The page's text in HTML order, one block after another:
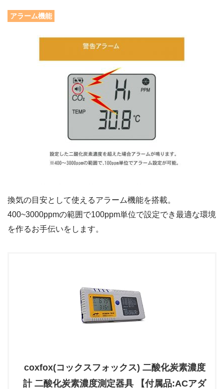
アラーム機能
換気の目安として使えるアラーム機能を搭載。
400~3000ppmの範囲で100ppm単位で設定でき最適な環境
を作るお手伝いをします。
coxfox(コックスフォックス) 二酸化炭素濃度
計 二酸化炭素濃度測定器具 【付属品:ACアダ